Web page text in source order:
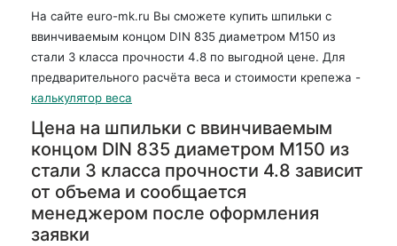
На сайте euro-mk.ru Вы сможете купить шпильки с
ввинчиваемым концом DIN 835 диаметром М150 из
стали 3 класса прочности 4.8 по выгодной цене. Для
предварительного расчёта веса и стоимости крепежа -
калькулятор веса
Цена на шпильки с ввинчиваемым
концом DIN 835 диаметром М150 из
стали 3 класса прочности 4.8 зависит
от объема и сообщается
менеджером после оформления
заявки